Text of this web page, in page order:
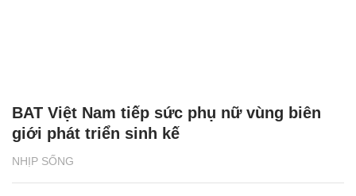
NHỊP SỐNG
BAT Việt Nam tiếp sức phụ nữ vùng biên
giới phát triển sinh kế